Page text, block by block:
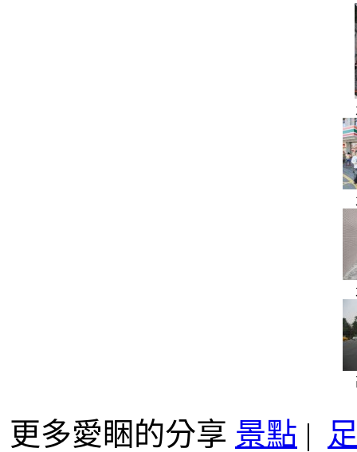
更多愛睏的分享 景點 |